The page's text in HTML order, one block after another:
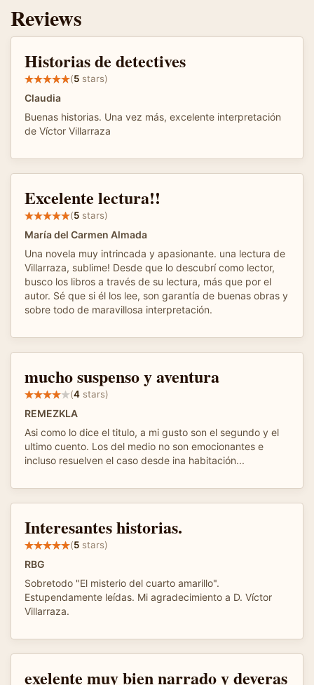
Reviews
Historias de detectives
(5 stars)
Claudia
Buenas historias. Una vez más, excelente interpretación
de Víctor Villarraza
Excelente lectura!!
(5 stars)
María del Carmen Almada
Una novela muy intrincada y apasionante. una lectura de
Villarraza, sublime! Desde que lo descubrí como lector,
busco los libros a través de su lectura, más que por el
autor. Sé que si él los lee, son garantía de buenas obras y
sobre todo de maravillosa interpretación.
mucho suspenso y aventura
(4 stars)
REMEZKLA
Asi como lo dice el titulo, a mi gusto son el segundo y el
ultimo cuento. Los del medio no son emocionantes e
incluso resuelven el caso desde ina habitación...
Interesantes historias.
(5 stars)
RBG
Sobretodo "El misterio del cuarto amarillo".
Estupendamente leídas. Mi agradecimiento a D. Víctor
Villarraza.
exelente muy bien narrado y deveras